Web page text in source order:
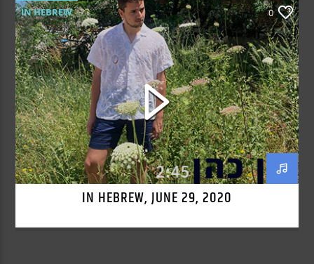
IN HEBREW 0
IN HEBREW, JUNE 29, 2020